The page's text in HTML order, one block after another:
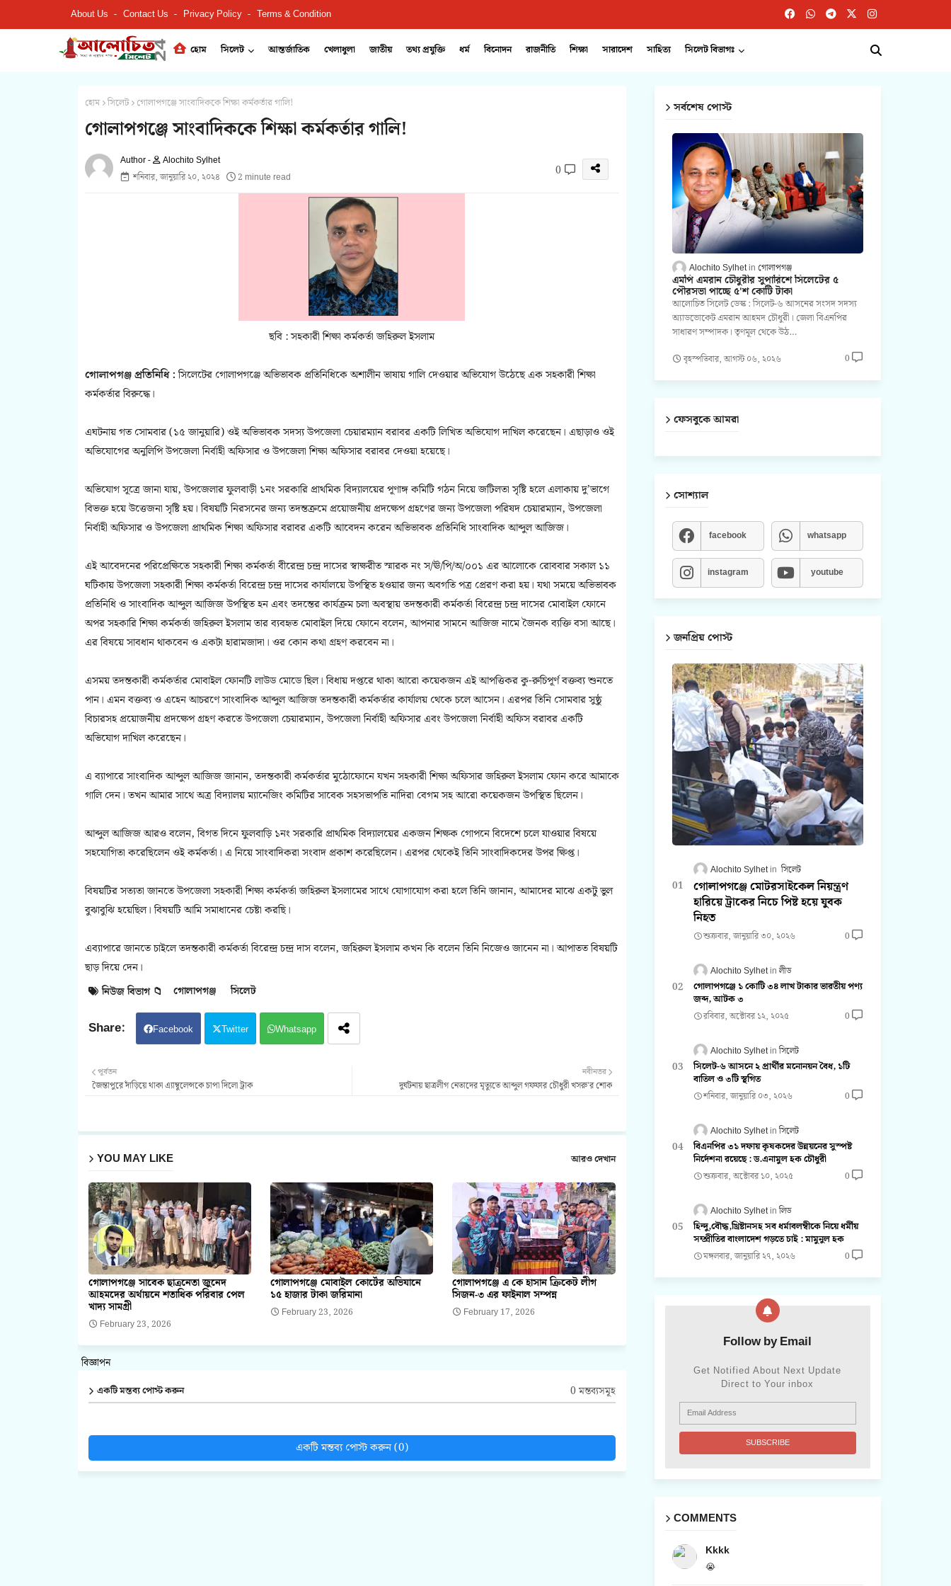
About Us Contact Us Privacy Policy Terms & Condition
হোম সিলেট আন্তর্জাতিক খেলাধুলা জাতীয় তথ্য প্রযুক্তি ধর্ম বিনোদন রাজনীতি শিক্ষা সারাদেশ সাহিত্য সিলেট বিভাগঃ
হোম সিলেট গোলাপগঞ্জে সাংবাদিককে শিক্ষা কর্মকর্তার গালি!
গোলাপগঞ্জে সাংবাদিককে শিক্ষা কর্মকর্তার গালি!
Alochito Sylhet
শনিবার, জানুয়ারি ২০, ২০২৪
2 minute read 0
ছবি : সহকারী শিক্ষা কর্মকর্তা জহিরুল ইসলাম
গোলাপগঞ্জ প্রতিনিধি :সিলেটের গোলাপগঞ্জে অভিভাবক প্রতিনিধিকে অশালীন ভাষায় গালি দেওয়ার অভিযোগ উঠেছে এক সহকারী শিক্ষা
কর্মকর্তার বিরুদ্ধে।
এঘটনায় গত সোমবার (১৫ জানুয়ারি) ওই অভিভাবক সদস্য উপজেলা চেয়ারম্যান বরাবর একটি লিখিত অভিযোগ দাখিল করেছেন। এছাড়াও ওই
অভিযোগের অনুলিপি উপজেলা নির্বাহী অফিসার ও উপজেলা শিক্ষা অফিসার বরাবর দেওয়া হয়েছে।
অভিযোগ সূত্রে জানা যায়, উপজেলার ফুলবাড়ী ১নং সরকারি প্রাথমিক বিদ্যালয়ের পূণাঙ্গ কমিটি গঠন নিয়ে জটিলতা সৃষ্টি হলে এলাকায় দু’ভাগে
বিভক্ত হয়ে উত্তেজনা সৃষ্টি হয়। বিষয়টি নিরসনের জন্য তদন্তক্রমে প্রয়োজনীয় প্রদক্ষেপ গ্রহণের জন্য উপজেলা পরিষদ চেয়ারম্যান, উপজেলা
নির্বাহী অফিসার ও উপজেলা প্রাথমিক শিক্ষা অফিসার বরাবর একটি আবেদন করেন অভিভাবক প্রতিনিধি সাংবাদিক আব্দুল আজিজ।
এই আবেদনের পরিপ্রেক্ষিতে সহকারী শিক্ষা কর্মকর্তা বীরেন্দ্র চন্দ্র দাসের স্বাক্ষরীত স্মারক নং স/ঊ/পি/অ/০০১ এর আলোকে রোববার সকাল ১১
ঘটিকায় উপজেলা সহকারী শিক্ষা কর্মকর্তা বিরেন্দ্র চন্দ্র দাসের কার্যালয়ে উপস্থিত হওয়ার জন্য অবগতি পত্র প্রেরণ করা হয়। যথা সময়ে অভিভাবক
প্রতিনিধি ও সাংবাদিক আব্দুল আজিজ উপস্থিত হন এবং তদন্তের কার্যক্রম চলা অবস্থায় তদন্তকারী কর্মকর্তা বিরেন্দ্র চন্দ্র দাসের মোবাইল ফোনে
অপর সহকারি শিক্ষা কর্মকর্তা জহিরুল ইসলাম তার ব্যবহৃত মোবাইল দিয়ে ফোনে বলেন, আপনার সামনে আজিজ নামে জৈনক ব্যক্তি বসা আছে।
এর বিষয়ে সাবধান থাকবেন ও একটা হারামজাদা। ওর কোন কথা গ্রহণ করবেন না।
এসময় তদন্তকারী কর্মকর্তার মোবাইল ফোনটি লাউড মোডে ছিল। বিধায় দপ্তরে থাকা আরো কয়েকজন এই আপত্তিকর কু-রুচিপূর্ণ বক্তব্য শুনতে
পান। এমন বক্তব্য ও এহেন আচরণে সাংবাদিক আব্দুল আজিজ তদন্তকারী কর্মকর্তার কার্যালয় থেকে চলে আসেন। এরপর তিনি সোমবার সুষ্ঠু
বিচারসহ প্রয়োজনীয় প্রদক্ষেপ গ্রহণ করতে উপজেলা চেয়ারম্যান, উপজেলা নির্বাহী অফিসার এবং উপজেলা নির্বাহী অফিস বরাবর একটি
অভিযোগ দাখিল করেছেন।
এ ব্যাপারে সাংবাদিক আব্দুল আজিজ জানান, তদন্তকারী কর্মকর্তার মুঠোফোনে যখন সহকারী শিক্ষা অফিসার জহিরুল ইসলাম ফোন করে আমাকে
গালি দেন। তখন আমার সাথে অত্র বিদ্যালয় ম্যানেজিং কমিটির সাবেক সহসভাপতি নাদিরা বেগম সহ আরো কয়েকজন উপস্থিত ছিলেন।
আব্দুল আজিজ আরও বলেন, বিগত দিনে ফুলবাড়ি ১নং সরকারি প্রাথমিক বিদ্যালয়ের একজন শিক্ষক গোপনে বিদেশে চলে যাওয়ার বিষয়ে
সহযোগিতা করেছিলেন ওই কর্মকর্তা। এ নিয়ে সাংবাদিকরা সংবাদ প্রকাশ করেছিলেন। এরপর থেকেই তিনি সাংবাদিকদের উপর ক্ষিপ্ত।
বিষয়টির সত্যতা জানতে উপজেলা সহকারী শিক্ষা কর্মকর্তা জহিরুল ইসলামের সাথে যোগাযোগ করা হলে তিনি জানান, আমাদের মাঝে একটু ভুল
বুঝাবুঝি হয়েছিল। বিষয়টি আমি সমাধানের চেষ্টা করছি।
এব্যাপারে জানতে চাইলে তদন্তকারী কর্মকর্তা বিরেন্দ্র চন্দ্র দাস বলেন, জহিরুল ইসলাম কখন কি বলেন তিনি নিজেও জানেন না। আপাতত বিষয়টি
ছাড় দিয়ে দেন।
নিউজ বিভাগ 📁 গোলাপগঞ্জ সিলেট
Facebook Twitter Whatsapp
নবীনতর
দুর্ঘটনায় ছাত্রলীগ নেতাদের মৃত্যুতে আব্দুল গফফার চৌধুরী খসরু'র শোক
পূর্বতন
জৈন্তাপুরে দাঁড়িয়ে থাকা এ্যাম্বুলেন্সকে চাপা দিলো ট্রাক
YOU MAY LIKE আরও দেখান
গোলাপগঞ্জে সাবেক ছাত্রনেতা জুনেদ
আহমদের অর্থায়নে শতাধিক পরিবার পেল
খাদ্য সামগ্রী
February 23, 2026
গোলাপগঞ্জে মোবাইল কোর্টের অভিযানে
১৫ হাজার টাকা জরিমানা
February 23, 2026
গোলাপগঞ্জে এ কে হাসান ক্রিকেট লীগ
সিজন-৩ এর ফাইনাল সম্পন্ন
February 17, 2026
বিজ্ঞাপন
একটি মন্তব্য পোস্ট করুন 0 মন্তব্যসমূহ
একটি মন্তব্য পোস্ট করুন (0)
সর্বশেষ পোস্ট
Alochito Sylhet গোলাপগঞ্জ
এমপি এমরান চৌধুরীর সুপারিশে সিলেটের ৫
পৌরসভা পাচ্ছে ৫'শ কোটি টাকা
আলোচিত সিলেট ডেস্ক : সিলেট-৬ আসনের সংসদ সদস্য
অ্যাডভোকেট এমরান আহমদ চৌধুরী। জেলা বিএনপির
সাধারণ সম্পাদক। তৃণমূল থেকে উঠ…
বৃহস্পতিবার, আগস্ট ০৬, ২০২৬ 0
ফেসবুকে আমরা
সোশ্যাল
facebook whatsapp
instagram youtube
জনপ্রিয় পোস্ট
Alochito Sylhet সিলেট
গোলাপগঞ্জে মোটরসাইকেল নিয়ন্ত্রণ
হারিয়ে ট্রাকের নিচে পিষ্ট হয়ে যুবক
নিহত
শুক্রবার, জানুয়ারি ৩০, ২০২৬ 0
Alochito Sylhet লীড
গোলাপগঞ্জে ১ কোটি ৩৪ লাখ টাকার ভারতীয় পণ্য
জব্দ, আটক ৩
রবিবার, অক্টোবর ১২, ২০২৫ 0
Alochito Sylhet সিলেট
সিলেট-৬ আসনে ২ প্রার্থীর মনোনয়ন বৈধ, ১টি
বাতিল ও ৩টি স্থগিত
শনিবার, জানুয়ারি ০৩, ২০২৬ 0
Alochito Sylhet সিলেট
বিএনপির ৩১ দফায় কৃষকদের উন্নয়নের সুস্পষ্ট
নির্দেশনা রয়েছে : ড.এনামুল হক চৌধুরী
শুক্রবার, অক্টোবর ১০, ২০২৫ 0
Alochito Sylhet লিড
হিন্দু,বৌদ্ধ,খ্রিষ্টানসহ সব ধর্মাবলম্বীকে নিয়ে ধর্মীয়
সম্প্রীতির বাংলাদেশ গড়তে চাই : মামুনুল হক
মঙ্গলবার, জানুয়ারি ২৭, ২০২৬ 0
Follow by Email
Get Notified About Next Update
Direct to Your inbox
COMMENTS
Kkkk
😭